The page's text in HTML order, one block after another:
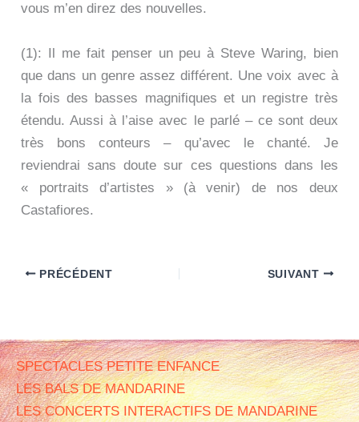
vous m’en direz des nouvelles.
(1): Il me fait penser un peu à Steve Waring, bien
que dans un genre assez différent. Une voix avec à
la fois des basses magnifiques et un registre très
étendu. Aussi à l’aise avec le parlé – ce sont deux
très bons conteurs – qu’avec le chanté. Je
reviendrai sans doute sur ces questions dans les
« portraits d’artistes » (à venir) de nos deux
Castafiores.
PRÉCÉDENT SUIVANT
SPECTACLES PETITE ENFANCE
LES BALS DE MANDARINE
LES CONCERTS INTERACTIFS DE MANDARINE